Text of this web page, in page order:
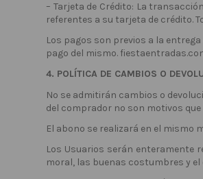
– Tarjeta de Crédito: La
referentes a su tarjeta de crédito.
Los pagos son previos a la
pago del mismo.
4. POLÍTICA DE CAMBIOS O
No se admitirán cambios o
del comprador no son motivos
El abono se realizará en el mismo
Los Usuarios serán enteramente
moral, las buenas costumbres y el